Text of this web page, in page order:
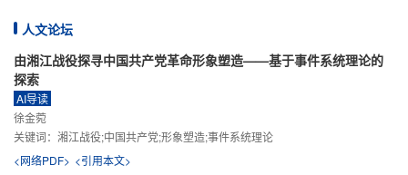
人文论坛
由湘江战役探寻中国共产党革命形象塑造——基于事件系统理论的
探索
AI导读
徐金菀
关键词： 湘江战役;中国共产党;形象塑造;事件系统理论
<网络PDF> <引用本文>